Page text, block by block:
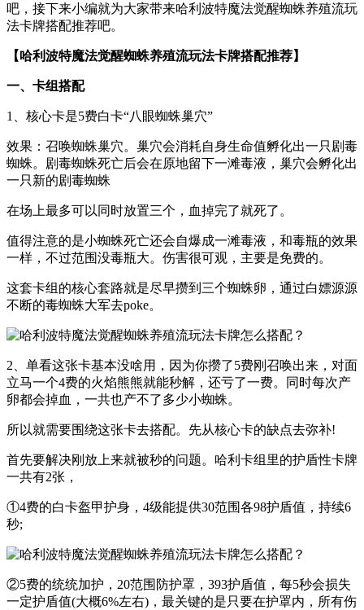
吧，接下来小编就为大家带来哈利波特魔法觉醒蜘蛛养殖流玩
法卡牌搭配推荐吧。
【哈利波特魔法觉醒蜘蛛养殖流玩法卡牌搭配推荐】
一、卡组搭配
1、核心卡是5费白卡“八眼蜘蛛巢穴”
效果：召唤蜘蛛巢穴。巢穴会消耗自身生命值孵化出一只剧毒
蜘蛛。剧毒蜘蛛死亡后会在原地留下一滩毒液，巢穴会孵化出
一只新的剧毒蜘蛛
在场上最多可以同时放置三个，血掉完了就死了。
值得注意的是小蜘蛛死亡还会自爆成一滩毒液，和毒瓶的效果
一样，不过范围没毒瓶大。伤害很可观，主要是免费的。
这套卡组的核心套路就是尽早攒到三个蜘蛛卵，通过白嫖源源
不断的毒蜘蛛大军去poke。
2、单看这张卡基本没啥用，因为你攒了5费刚召唤出来，对面
立马一个4费的火焰熊熊就能秒解，还亏了一费。同时每次产
卵都会掉血，一共也产不了多少小蜘蛛。
所以就需要围绕这张卡去搭配。先从核心卡的缺点去弥补!
首先要解决刚放上来就被秒的问题。哈利卡组里的护盾性卡牌
一共有2张，
①4费的白卡盔甲护身，4级能提供30范围各98护盾值，持续6
秒;
②5费的统统加护，20范围防护罩，393护盾值，每5秒会损失
一定护盾值(大概6%左右)，最关键的是只要在护罩内，所有伤